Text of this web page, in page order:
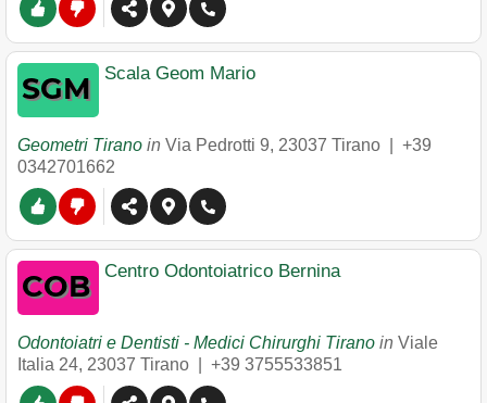
Scala Geom Mario
Geometri Tirano in Via Pedrotti 9, 23037 Tirano
+39
0342701662
Centro Odontoiatrico Bernina
Odontoiatri e Dentisti - Medici Chirurghi Tirano in Viale
Italia 24, 23037 Tirano +39 3755533851